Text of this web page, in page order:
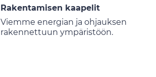
Rakentamisen kaapelit
Viemme energian ja ohjauksen
rakennettuun ympäristöön.